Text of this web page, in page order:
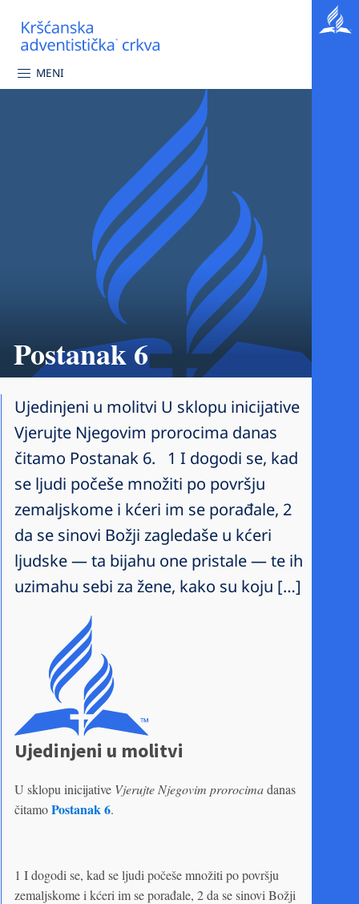
MENI
Postanak 6
Ujedinjeni u molitvi U sklopu inicijative
Vjerujte Njegovim prorocima danas
čitamo Postanak 6. 1 I dogodi se, kad
se ljudi počeše množiti po površju
zemaljskome i kćeri im se porađale, 2
da se sinovi Božji zagledaše u kćeri
ljudske — ta bijahu one pristale — te ih
uzimahu sebi za žene, kako su koju […]
Ujedinjeni u molitvi
U sklopu inicijative Vjerujte Njegovim prorocimadanas
čitamoPostanak 6.
1 I dogodi se, kad se ljudi počeše množiti po površju
zemaljskome i kćeri im se porađale, 2 da se sinovi Božji